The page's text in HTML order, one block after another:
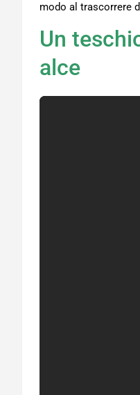
modo al trascorrere
Un
alce